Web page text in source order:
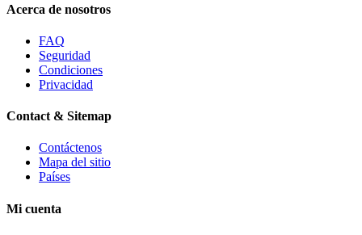
Acerca de nosotros
FAQ
Seguridad
Condiciones
Privacidad
Contact & Sitemap
Contáctenos
Mapa del sitio
Países
Mi cuenta